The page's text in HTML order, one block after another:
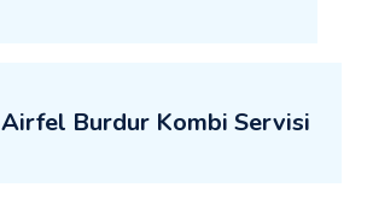
Airfel Burdur Kombi Servisi